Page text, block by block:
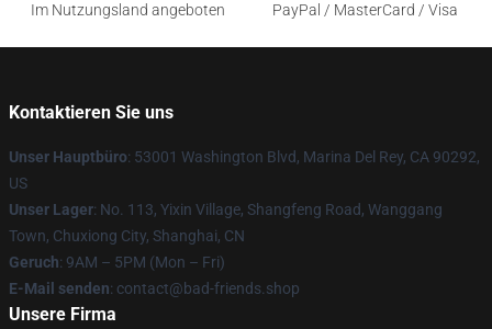
Im Nutzungsland angeboten
PayPal / MasterCard / Visa
Kontaktieren Sie uns
Unser Hauptbüro: 53001 Washington Blvd, Marina Del Rey, CA 90292,
US
Unser Lager: No. 113, Yixin Village, Shangfeng Road, Wanggang
Town, Chuxiong City, Shanghai, CN
Geruch: 9AM – 5PM (Mon – Fri)
E-Mail senden: contact@bad-friends.shop
Unsere Firma